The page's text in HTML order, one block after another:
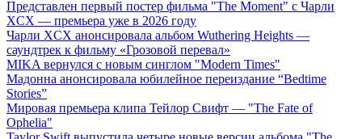
Представлен первый постер фильма "The Moment" с Чарли
XCX — премьера уже в 2026 году
Чарли XCX анонсировала альбом Wuthering Heights —
саундтрек к фильму «Грозовой перевал»
MIKA вернулся с новым синглом "Modern Times"
Мадонна анонсировала юбилейное переиздание “Bedtime
Stories”
Мировая премьера клипа Тейлор Свифт — "The Fate of
Ophelia"